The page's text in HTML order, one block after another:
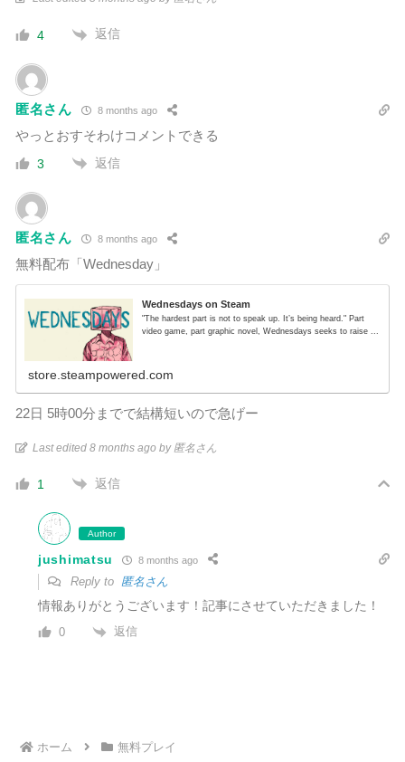
4 返信
匿名さん 8 months ago
やっとおすそわけコメントできる
3 返信
匿名さん 8 months ago
無料配布「Wednesday」
Wednesdays on Steam
"The hardest part is not to speak up. It’s being heard." Part
video game, part graphic novel, Wednesdays seeks to raise ...
store.steampowered.com
22日 5時00分までで結構短いので急げー
Last edited 8 months ago by 匿名さん
1 返信
Author
jushimatsu 8 months ago
Reply to 匿名さん
情報ありがとうございます！記事にさせていただきました！
0 返信
ホーム 無料プレイ